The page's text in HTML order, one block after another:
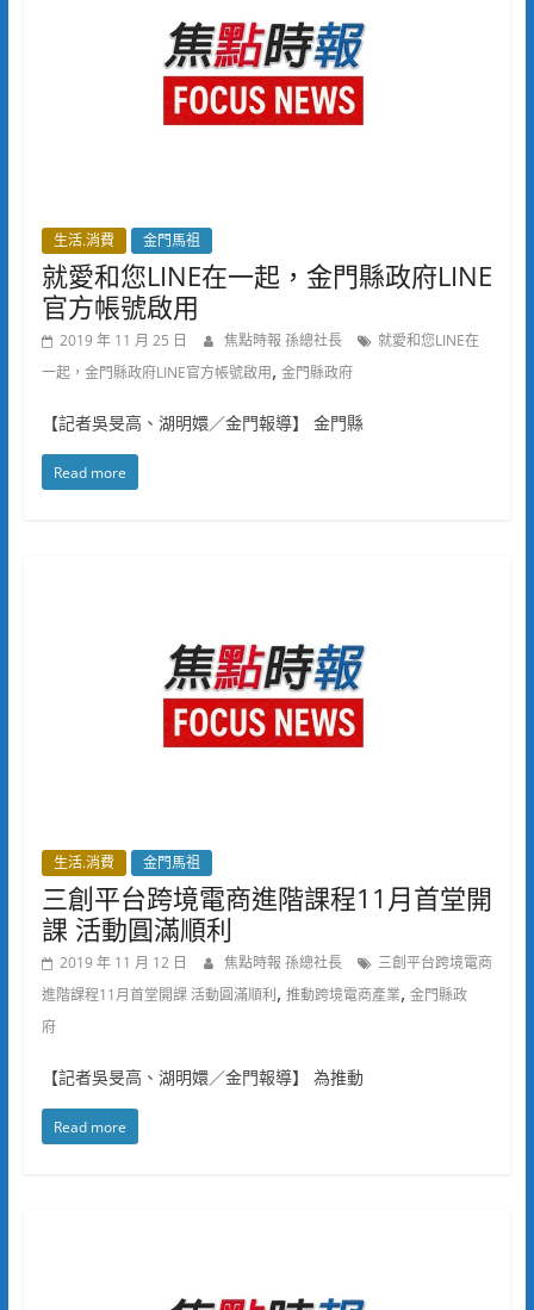
生活.消費 金門馬祖
就愛和您LINE在一起，金門縣政府LINE
官方帳號啟用
2019 年 11 月 25 日 焦點時報 孫總社長
就愛和您LINE在
一起，金門縣政府LINE官方帳號啟用, 金門縣政府
【記者吳旻高、湖明嬛／金門報導】 金門縣
Read more
生活.消費 金門馬祖
三創平台跨境電商進階課程11月首堂開
課 活動圓滿順利
2019 年 11 月 12 日 焦點時報 孫總社長
三創平台跨境電商
進階課程11月首堂開課 活動圓滿順利, 推動跨境電商產業, 金門縣政
府
【記者吳旻高、湖明嬛／金門報導】 為推動
Read more